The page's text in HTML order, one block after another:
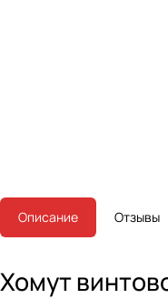
Описание Отзывы
Хомут